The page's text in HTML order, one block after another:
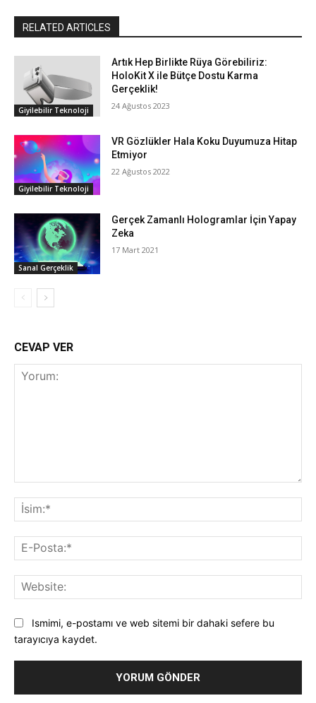
RELATED ARTICLES
Giyilebilir Teknoloji
Artık Hep Birlikte Rüya Görebiliriz:
HoloKit X ile Bütçe Dostu Karma
Gerçeklik!
24 Ağustos 2023
Giyilebilir Teknoloji
VR Gözlükler Hala Koku Duyumuza Hitap
Etmiyor
22 Ağustos 2022
Sanal Gerçeklik
Gerçek Zamanlı Hologramlar İçin Yapay
Zeka
17 Mart 2021
CEVAP VER
Ismimi, e-postamı ve web sitemi bir dahaki sefere bu
tarayıcıya kaydet.